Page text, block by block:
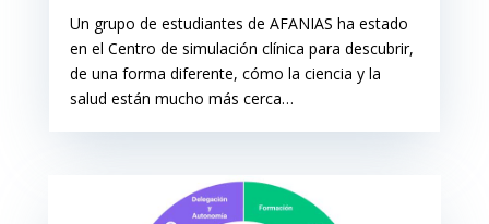
Un grupo de estudiantes de AFANIAS ha estado
en el Centro de simulación clínica para descubrir,
de una forma diferente, cómo la ciencia y la
salud están mucho más cerca…